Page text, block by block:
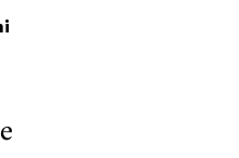
fast med mere end 2
Catherine Hélie ©